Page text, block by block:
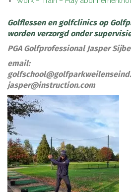
Golflessen en golfclinics op
worden verzorgd onder
PGA Golfprofessional Jasper
email:
jasper@instruction.com